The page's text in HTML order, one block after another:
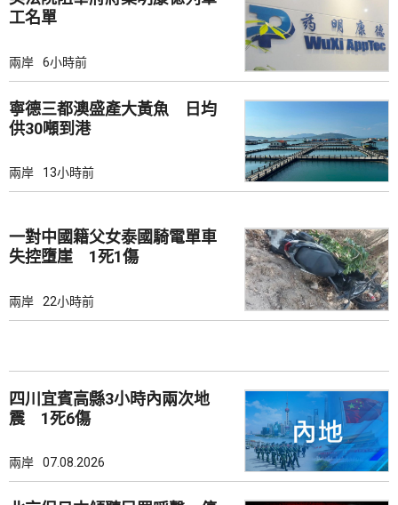
工名單
兩岸 6小時前
寧德三都澳盛產大黃魚 日均
供30噸到港
兩岸 13小時前
一對中國籍父女泰國騎電單車
失控墮崖 1死1傷
兩岸 22小時前
四川宜賓高縣3小時內兩次地
震 1死6傷
兩岸 07.08.2026